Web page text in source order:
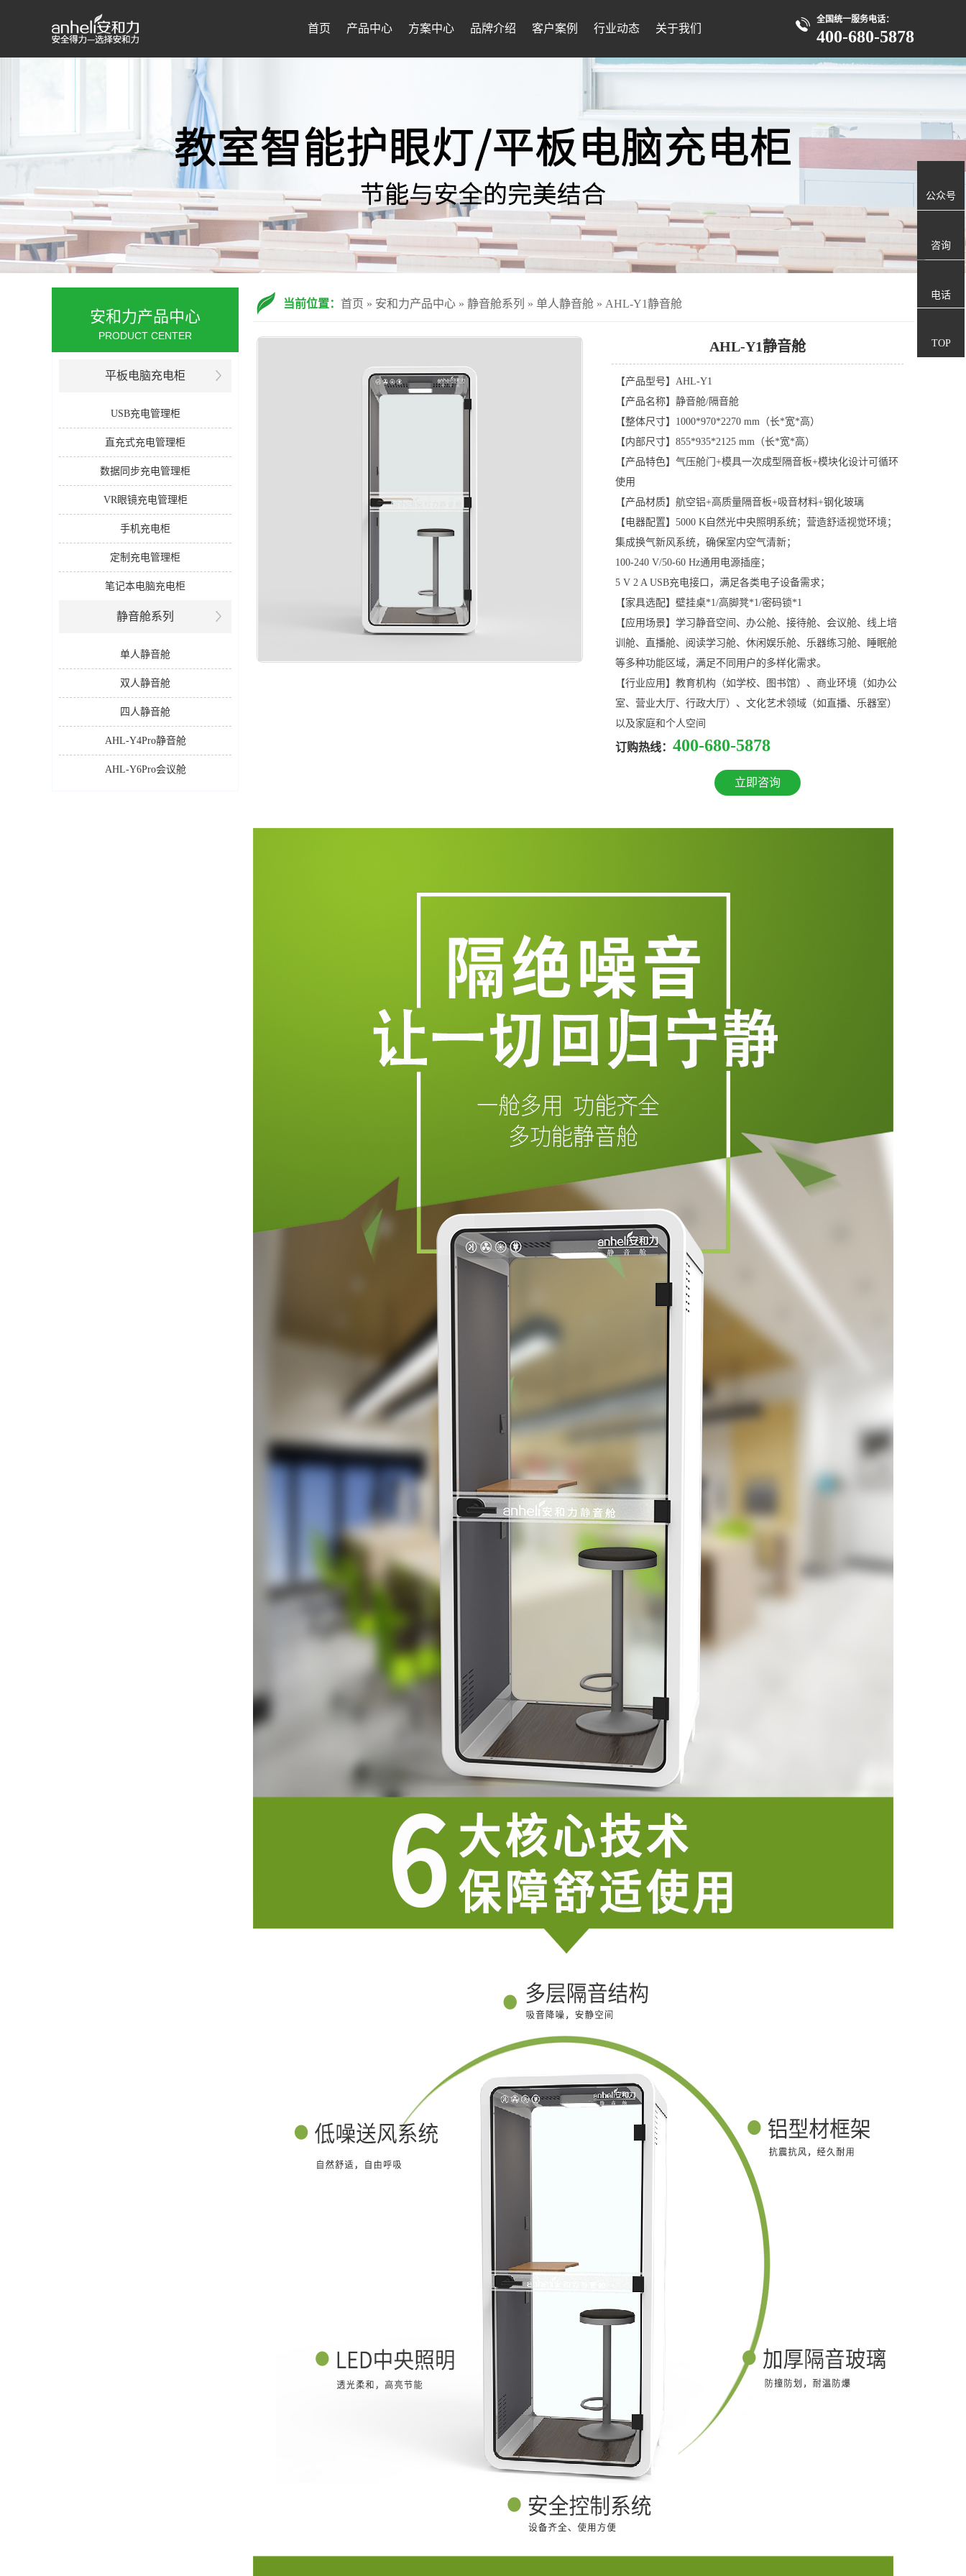
首页 产品中心 方案中心 品牌介绍 客户案例 行业动态 关于我们
全国统一服务电话：
400-680-5878
当前位置： 首页 » 安和力产品中心 » 静音舱系列 » 单人静音舱 » AHL-Y1静音舱
AHL-Y1静音舱
【产品型号】AHL-Y1
【产品名称】静音舱/隔音舱
【整体尺寸】1000*970*2270 mm（长*宽*高）
【内部尺寸】855*935*2125 mm（长*宽*高）
【产品特色】气压舱门+模具一次成型隔音板+模块化设计可循环
使用
【产品材质】航空铝+高质量隔音板+吸音材料+钢化玻璃
【电器配置】5000 K自然光中央照明系统；营造舒适视觉环境；
集成换气新风系统，确保室内空气清新；
100-240 V/50-60 Hz通用电源插座；
5 V 2 A USB充电接口，满足各类电子设备需求；
【家具选配】壁挂桌*1/高脚凳*1/密码锁*1
【应用场景】学习静音空间、办公舱、接待舱、会议舱、线上培
训舱、直播舱、阅读学习舱、休闲娱乐舱、乐器练习舱、睡眠舱
等多种功能区域，满足不同用户的多样化需求。
【行业应用】教育机构（如学校、图书馆）、商业环境（如办公
室、营业大厅、行政大厅）、文化艺术领域（如直播、乐器室）
以及家庭和个人空间
订购热线： 400-680-5878
立即咨询
安和力产品中心
PRODUCT CENTER
平板电脑充电柜
USB充电管理柜
直充式充电管理柜
数据同步充电管理柜
VR眼镜充电管理柜
手机充电柜
定制充电管理柜
笔记本电脑充电柜
静音舱系列
单人静音舱
双人静音舱
四人静音舱
AHL-Y4Pro静音舱
AHL-Y6Pro会议舱
公众号
咨询
电话
TOP